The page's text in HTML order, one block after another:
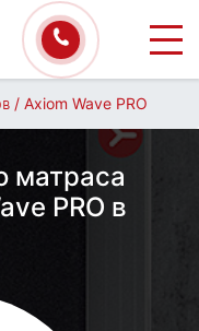
/ Axiom Wave PRO
матраса
PRO в